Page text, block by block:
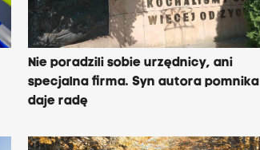
Nie poradzili sobie urzędnicy, ani
specjalna firma. Syn autora pomnika
daje radę